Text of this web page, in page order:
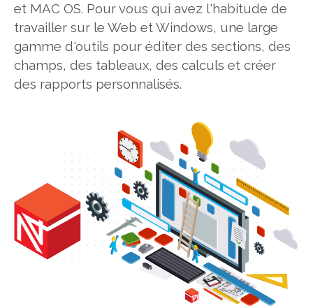
et MAC OS. Pour vous qui avez l'habitude de
travailler sur le Web et Windows, une large
gamme d'outils pour éditer des sections, des
champs, des tableaux, des calculs et créer
des rapports personnalisés.